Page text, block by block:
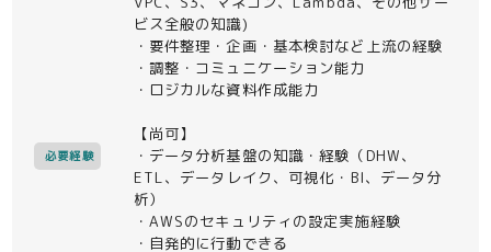
必要経験
ビス全般の知識)
・要件整理・企画・基本検討など上流の経験
・調整・コミュニケーション能力
・ロジカルな資料作成能力
【尚可】
・データ分析基盤の知識・経験（DHW、
ETL、データレイク、可視化・BI、データ分
析）
・AWSのセキュリティの設定実施経験
・自発的に行動できる